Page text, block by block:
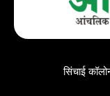
सिंचाई